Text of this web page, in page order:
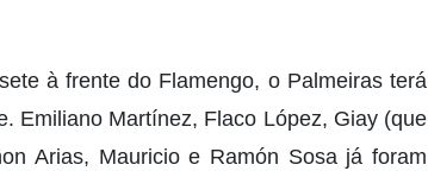
à frente do Flamengo, o Palmeiras terá
Emiliano Martínez, Flaco López, Giay (que
Arias, Mauricio e Ramón Sosa já foram